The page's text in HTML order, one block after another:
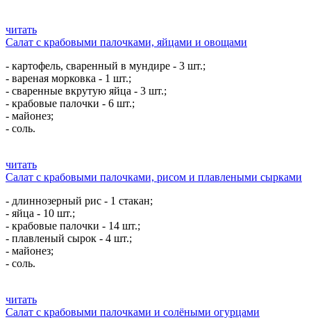
читать
Салат с крабовыми палочками, яйцами и овощами
- картофель, сваренный в мундире - 3 шт.;
- вареная морковка - 1 шт.;
- сваренные вкрутую яйца - 3 шт.;
- крабовые палочки - 6 шт.;
- майонез;
- соль.
читать
Салат с крабовыми палочками, рисом и плавлеными сырками
- длиннозерный рис - 1 стакан;
- яйца - 10 шт.;
- крабовые палочки - 14 шт.;
- плавленый сырок - 4 шт.;
- майонез;
- соль.
читать
Салат с крабовыми палочками и солёными огурцами